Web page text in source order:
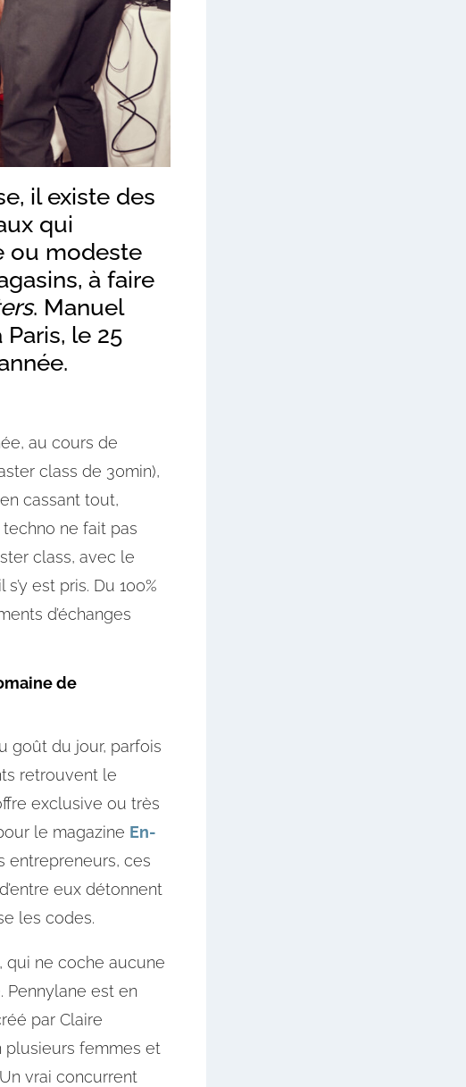
il existe des
qui
ou modeste
à faire
. Manuel
le 25
au cours de
class de 30min),
cassant tout,
techno ne fait pas
class, avec le
est pris. Du 100%
d’échanges
de
goût du jour, parfois
retrouvent le
exclusive ou très
le magazine En-
entrepreneurs, ces
eux détonnent
les codes.
qui ne coche aucune
Pennylane est en
par Claire
plusieurs femmes et
vrai concurrent